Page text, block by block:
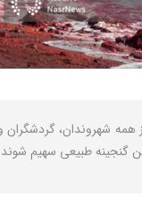
شهروندان، گردشگران
گنجینه طبیعی سهیم